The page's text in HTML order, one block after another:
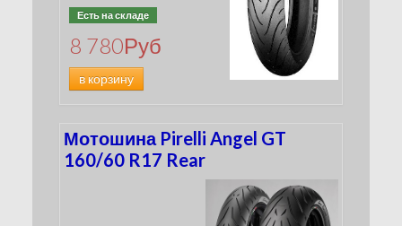
Есть на складе
8 780Руб
в корзину
Мотошина Pirelli Angel GT
160/60 R17 Rear